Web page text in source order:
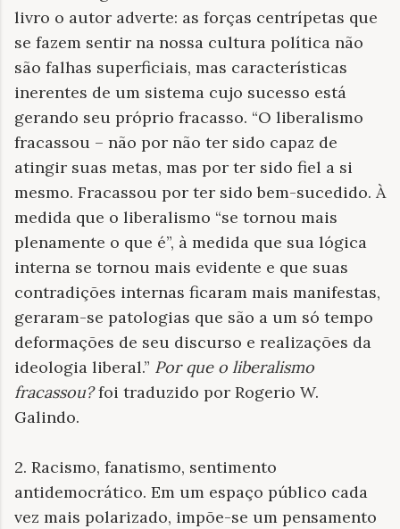
livro o autor adverte: as forças centrípetas que
se fazem sentir na nossa cultura política não
são falhas superficiais, mas características
inerentes de um sistema cujo sucesso está
gerando seu próprio fracasso. “O liberalismo
fracassou – não por não ter sido capaz de
atingir suas metas, mas por ter sido fiel a si
mesmo. Fracassou por ter sido bem-sucedido. À
medida que o liberalismo “se tornou mais
plenamente o que é”, à medida que sua lógica
interna se tornou mais evidente e que suas
contradições internas ficaram mais manifestas,
geraram-se patologias que são a um só tempo
deformações de seu discurso e realizações da
ideologia liberal.” Por que o liberalismo
fracassou?foi traduzido por Rogerio W.
Galindo.
2. Racismo, fanatismo, sentimento
antidemocrático. Em um espaço público cada
vez mais polarizado, impõe-se um pensamento